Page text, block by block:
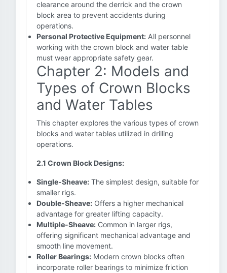
clearance around the derrick and the crown
block area to prevent accidents during
operations.
Personal Protective Equipment: All personnel
working with the crown block and water table
must wear appropriate safety gear.
Chapter 2: Models and
Types of Crown Blocks
and Water Tables
This chapter explores the various types of crown
blocks and water tables utilized in drilling
operations.
2.1 Crown Block Designs:
Single-Sheave: The simplest design, suitable for
smaller rigs.
Double-Sheave: Offers a higher mechanical
advantage for greater lifting capacity.
Multiple-Sheave: Common in larger rigs,
offering significant mechanical advantage and
smooth line movement.
Roller Bearings: Modern crown blocks often
incorporate roller bearings to minimize friction